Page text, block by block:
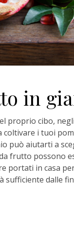
in
proprio cibo,
coltivare i tuoi
può aiutarti a
frutto possono
portati in casa
dalle